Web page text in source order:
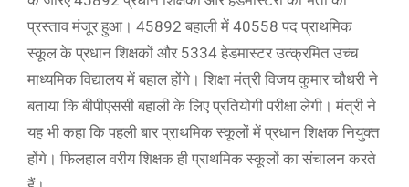
प्रस्ताव मंजूर हुआ। 45892 बहाली में 40558 पद प्राथमिक
स्कूल के प्रधान शिक्षकों और 5334 हेडमास्टर उत्क्रमित उच्च
माध्यमिक विद्यालय में बहाल होंगे। शिक्षा मंत्री विजय कुमार चौधरी ने
बताया कि बीपीएससी बहाली के लिए प्रतियोगी परीक्षा लेगी। मंत्री ने
यह भी कहा कि पहली बार प्राथमिक स्कूलों में प्रधान शिक्षक नियुक्त
होंगे। फिलहाल वरीय शिक्षक ही प्राथमिक स्कूलों का संचालन करते